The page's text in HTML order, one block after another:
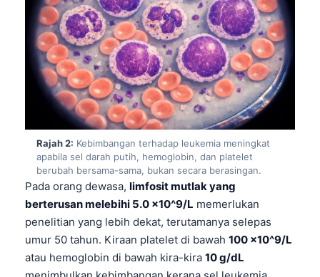
Rajah 2: Kebimbangan terhadap leukemia meningkat
apabila sel darah putih, hemoglobin, dan platelet
berubah bersama-sama, bukan secara berasingan.
Pada orang dewasa, limfosit mutlak yang
berterusan melebihi 5.0 x10^9/L memerlukan
penelitian yang lebih dekat, terutamanya selepas
umur 50 tahun. Kiraan platelet di bawah 100 x10^9/L
atau hemoglobin di bawah kira-kira 10 g/dL